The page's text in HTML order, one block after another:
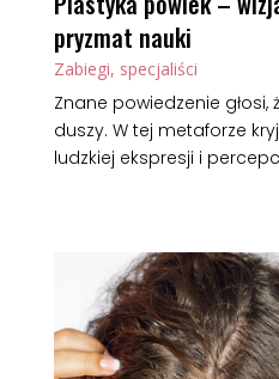
pryzmat nauki
Zabiegi, specjaliści
Znane powiedzenie głosi,
duszy. W tej metaforze
ludzkiej ekspresji i